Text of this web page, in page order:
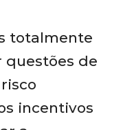
totalmente
questões de
incentivos